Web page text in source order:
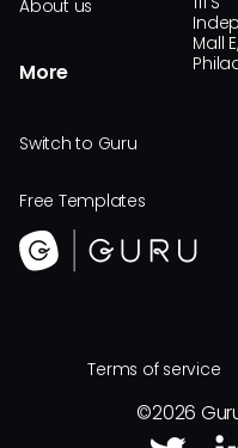
About us
More
Switch to Guru
Free Templates
Mall
Terms of service
©2026